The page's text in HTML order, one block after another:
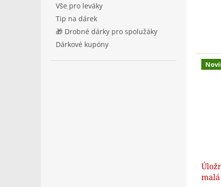
Vše pro leváky
Tip na dárek
🎁 Drobné dárky pro spolužáky
Dárkové kupóny
malá